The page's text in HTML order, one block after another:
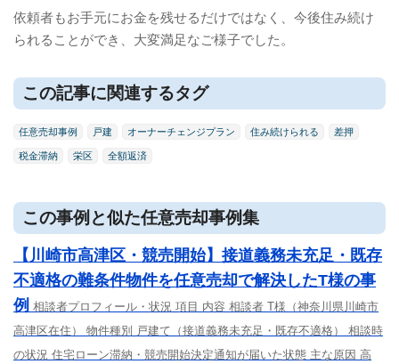
依頼者もお手元にお金を残せるだけではなく、今後住み続け
られることができ、大変満足なご様子でした。
この記事に関連するタグ
任意売却事例 戸建 オーナーチェンジプラン 住み続けられる 差押
税金滞納 栄区 全額返済
この事例と似た任意売却事例集
【川崎市高津区・競売開始】接道義務未充足・既存
不適格の難条件物件を任意売却で解決したT様の事
例 相談者プロフィール・状況 項目 内容 相談者 T様（神奈川県川崎市
高津区在住） 物件種別 戸建て（接道義務未充足・既存不適格） 相談時
の状況 住宅ローン滞納・競売開始決定通知が届いた状態 主な原因 高